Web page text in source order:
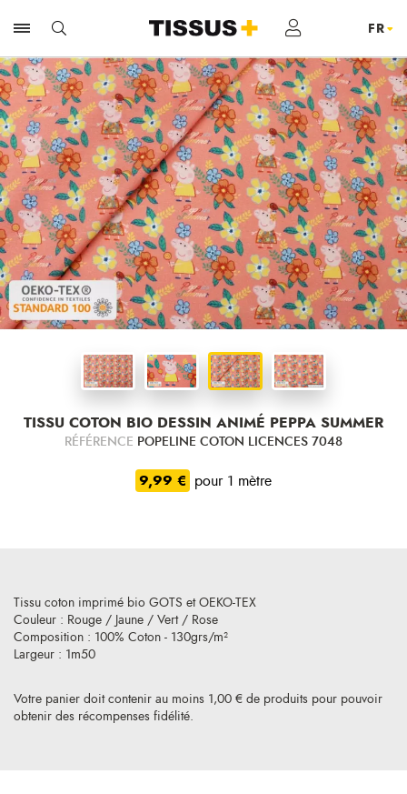
TISSU COTON BIO DESSIN ANIMÉ PEPPA SUMMER
RÉFÉRENCE POPELINE COTON LICENCES 7048
9,99 € pour 1 mètre
Votre panier doit contenir au moins 1,00 € de produits pour pouvoir
obtenir des récompenses fidélité.
Tissu coton imprimé bio GOTS et OEKO-TEX
Couleur : Rouge / Jaune / Vert / Rose
Composition : 100% Coton - 130grs/m²
Largeur : 1m50